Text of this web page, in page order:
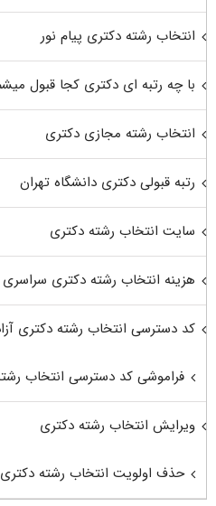
انتخاب رشته دکتری پیام نور
با چه رتبه ای دکتری کجا قبول
انتخاب رشته مجازی دکتری
رتبه قبولی دکتری دانشگاه تهران
سایت انتخاب رشته دکتری
هزینه انتخاب رشته دکتری سراسری
کد دسترسی انتخاب رشته دکتری
فراموشی کد دسترسی انتخاب
ویرایش انتخاب رشته دکتری
حذف اولویت انتخاب رشته دکتری